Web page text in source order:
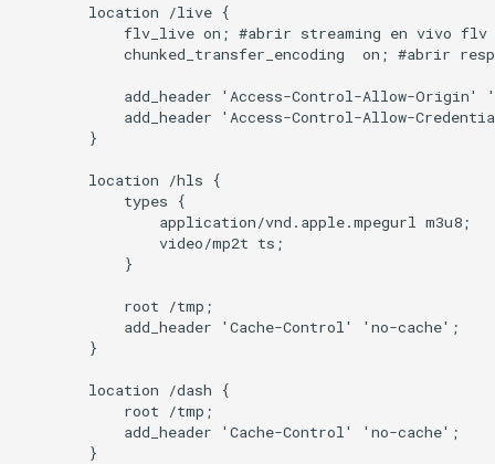
        location /live {
flv_live on; #abrir streaming en vivo flv
chunked_transfer_encoding  on; #abrir
add_header 'Access-Control-Allow-Origin'
add_header 'Access-Control-Allow-
        }
        location /hls {
            types {
                application/vnd.apple.mpegurl m3u8;
                video/mp2t ts;
            }
            root /tmp;
            add_header 'Cache-Control' 'no-cache';
        }
        location /dash {
            root /tmp;
            add_header 'Cache-Control' 'no-cache';
        }